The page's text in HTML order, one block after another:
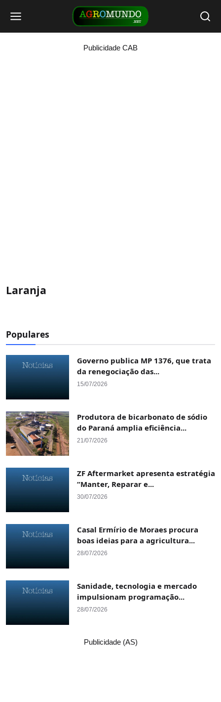
Publicidade CAB
Laranja
Populares
Governo publica MP 1376, que trata
da renegociação das...
15/07/2026
Produtora de bicarbonato de sódio
do Paraná amplia eficiência...
21/07/2026
ZF Aftermarket apresenta estratégia
“Manter, Reparar e...
30/07/2026
Casal Ermírio de Moraes procura
boas ideias para a agricultura...
28/07/2026
Sanidade, tecnologia e mercado
impulsionam programação...
28/07/2026
Publicidade (AS)